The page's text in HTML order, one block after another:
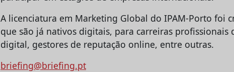
A licenciatura em Marketing Global do IPAM-Porto foi
que são já nativos digitais, para carreiras
digital, gestores de reputação online, entre outras.
briefing@briefing.pt